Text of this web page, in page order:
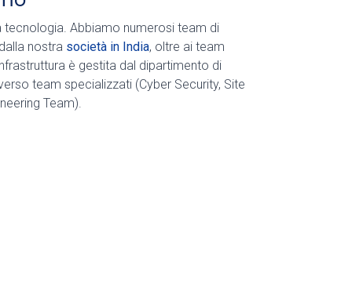
tecnologia. Abbiamo numerosi team di
nostra società in India, oltre ai team
è gestita dal dipartimento di
team specializzati (Cyber Security, Site
Team).